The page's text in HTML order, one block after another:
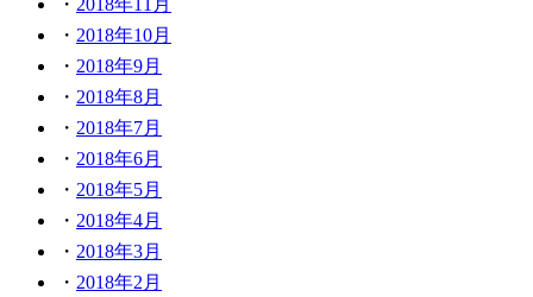
2018年11月
2018年10月
2018年9月
2018年8月
2018年7月
2018年6月
2018年5月
2018年4月
2018年3月
2018年2月